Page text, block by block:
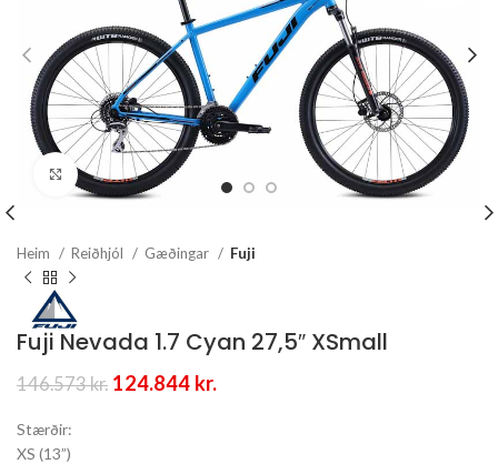
Stækka mynd
Heim Reiðhjól Gæðingar Fuji
Fuji Nevada 1.7 Cyan 27,5″ XSmall
146.573kr. Original
124.844 kr.
Stærðir:
XS (13”)